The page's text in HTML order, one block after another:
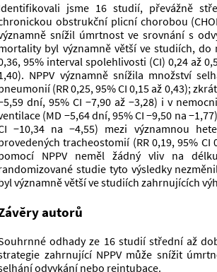
jsme 16 studií, převážně
obstrukční plicní chorobou
snížil úmrtnost ve srovnání s
byl významně větší ve studiích, do
95% interval spolehlivosti (CI) 0,24 až
NPPV významně snížila množství
(RR 0,25, 95% CI 0,15 až 0,43);
dní, 95% CI −7,90 až −3,28) i v
(MD −5,64 dní, 95% CI −9,50 na
−10,34 na −4,55) mezi významnou
tracheostomií (RR 0,19, 95% CI
NPPV neměl žádný vliv na
studie tyto výsledky
významně větší ve studiích zahrnujících
autorů
odhady ze 16 studií střední až
zahrnující NPPV může snížit
odvykání nebo reintubace.